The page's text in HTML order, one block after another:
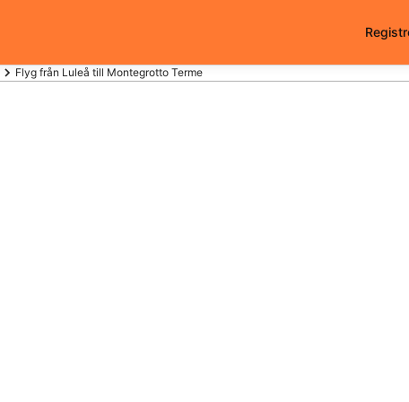
Flyg från Luleå till Montegrotto Terme